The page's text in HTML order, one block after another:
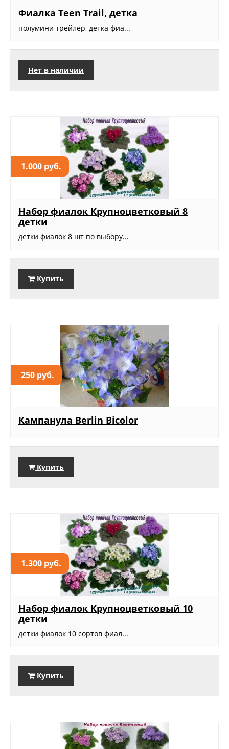
Фиалка Teen Trail, детка
полумини трейлер, детка фиа...
Нет в наличии
1.000 руб.
Набор фиалок Крупноцветковый 8
детки
детки фиалок 8 шт по выбору...
Купить
250 руб.
Кампанула Berlin Bicolor
Купить
1.300 руб.
Набор фиалок Крупноцветковый 10
детки
детки фиалок 10 сортов фиал...
Купить